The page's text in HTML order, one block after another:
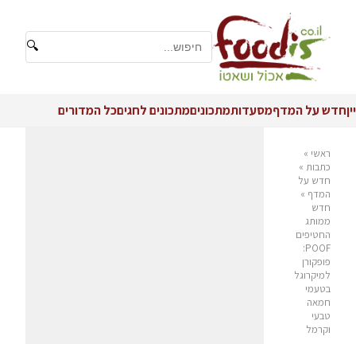
🔍
ייןחדש על המדףמסעדותמתכוניםמתכונים לחגיםכל המדורים
ראשי »
כתבות »
חדש על
המדף »
חדש
ממותג
החטיפים
POOF:
פופקורן
למיקרוגל
בטעמי
חמאה
טבעי
וקרמל